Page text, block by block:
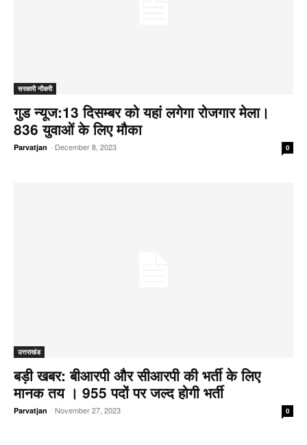
सरकारी नौकरी
गुड न्यूज:13 दिसम्बर को यहां लगेगा रोजगार मेला।
836 युवाओं के लिए मौका
Parvatjan - December 8, 2023 0
उत्तराखंड
बड़ी खबर: बीआरपी और सीआरपी की भर्ती के लिए
मानक तय । 955 पदों पर जल्द होगी भर्ती
Parvatjan - November 27, 2023 0